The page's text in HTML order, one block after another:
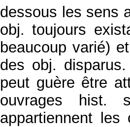
dessous les sens
obj. toujours
beaucoup varié)
des obj.
peut guère être
ouvrages hist.
appartiennent